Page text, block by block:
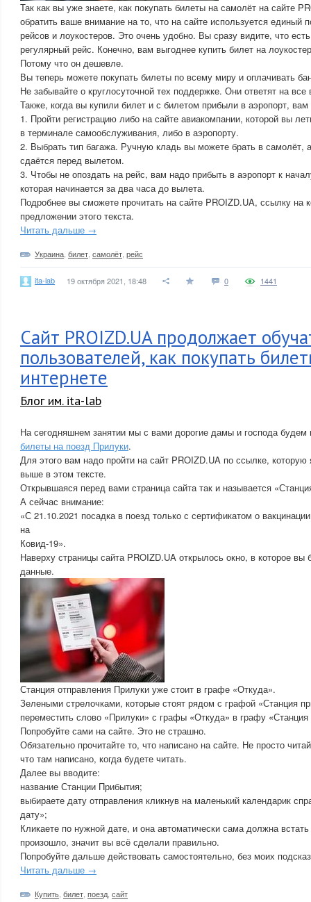
Так как вы уже знаете, как покупать билеты на самолёт на сайте
обратить ваше внимание на то, что на сайте используется единый
рейсов и лоукостеров. Это очень удобно. Вы сразу видите, что
регулярный рейс. Конечно, вам выгоднее купить билет на
Потому что он дешевле.
Вы теперь можете покупать билеты по всему миру и оплачивать
Не забывайте о круглосуточной тех поддержке. Они ответят на
Также, когда вы купили билет и с билетом прибыли в аэропорт,
1. Пройти регистрацию либо на сайте авиакомпании, которой вы
в терминале самообслуживания, либо в аэропорту.
2. Выбрать тип багажа. Ручную кладь вы можете брать в самолёт,
сдаётся перед вылетом.
3. Чтобы не опоздать на рейс, вам надо прибыть в аэропорт к
которая начинается за два часа до вылета.
Подробнее вы сможете прочитать на сайте PROIZD.UA, ссылку на
предложении этого текста.
Читать дальше →
Украина билет самолёт рейс
ita-lab 19 октября 2021, 18:48 0 1441
Сайт PROIZD.UA продолжает
пользователей, как покупать
интернете
Блог им. ita-lab
На сегодняшнем занятии мы с вами дорогие дамы и господа будем
билеты на поезд Прилуки.
Для этого вам надо пройти на сайт PROIZD.UA по ссылке, которую
выше в этом тексте.
Открывшаяся перед вами страница сайта так и называется
А сейчас внимание:
«С 21.10.2021 посадка в поезд только с сертификатом о
на
Ковид-19».
Наверху страницы сайта PROIZD.UA открылось окно, в которое
данные.
Станция отправления Прилуки уже стоит в графе «Откуда».
Зелеными стрелочками, которые стоят рядом с графой «Станция
переместить слово «Прилуки» с графы «Откуда» в графу «Станция
Попробуйте сами на сайте. Это не страшно.
Обязательно прочитайте то, что написано на сайте. Не просто
что там написано, когда будете читать.
Далее вы вводите:
название Станции Прибытия;
выбираете дату отправления кликнув на маленький календарик
дату»;
Кликаете по нужной дате, и она автоматически сама должна
произошло, значит вы всё сделали правильно.
Попробуйте дальше действовать самостоятельно, без моих
Читать дальше →
Купить билет поезд сайт